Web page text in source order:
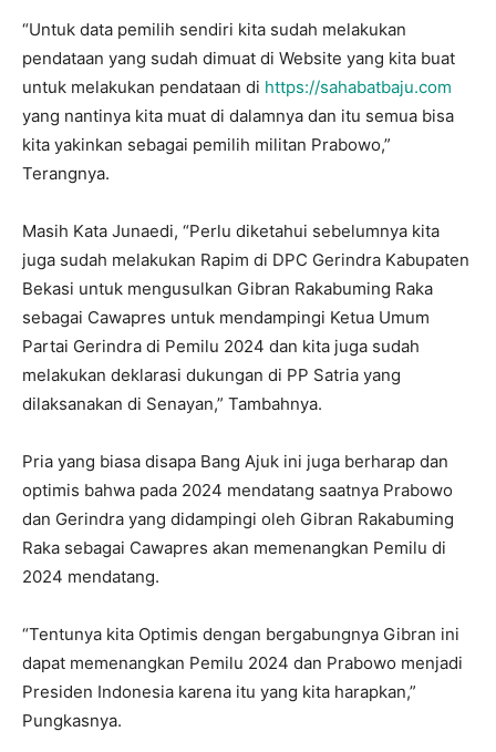
“Untuk data pemilih sendiri kita sudah melakukan
pendataan yang sudah dimuat di Website yang kita buat
untuk melakukan pendataan di https://sahabatbaju.com
yang nantinya kita muat di dalamnya dan itu semua bisa
kita yakinkan sebagai pemilih militan Prabowo,”
Terangnya.
Masih Kata Junaedi, “Perlu diketahui sebelumnya kita
juga sudah melakukan Rapim di DPC Gerindra Kabupaten
Bekasi untuk mengusulkan Gibran Rakabuming Raka
sebagai Cawapres untuk mendampingi Ketua Umum
Partai Gerindra di Pemilu 2024 dan kita juga sudah
melakukan deklarasi dukungan di PP Satria yang
dilaksanakan di Senayan,” Tambahnya.
Pria yang biasa disapa Bang Ajuk ini juga berharap dan
optimis bahwa pada 2024 mendatang saatnya Prabowo
dan Gerindra yang didampingi oleh Gibran Rakabuming
Raka sebagai Cawapres akan memenangkan Pemilu di
2024 mendatang.
“Tentunya kita Optimis dengan bergabungnya Gibran ini
dapat memenangkan Pemilu 2024 dan Prabowo menjadi
Presiden Indonesia karena itu yang kita harapkan,”
Pungkasnya.